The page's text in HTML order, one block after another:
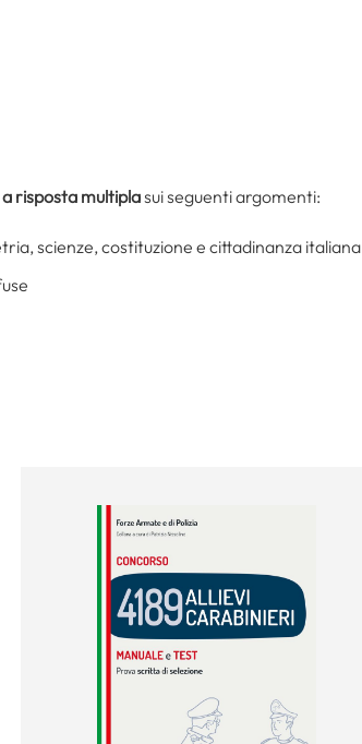
risposta multiplasui seguenti argomenti:
scienze, costituzione e cittadinanza italiana